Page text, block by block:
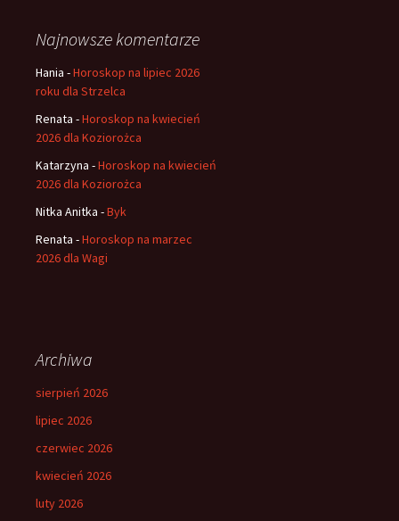
Najnowsze komentarze
Hania -Horoskop na lipiec 2026
roku dla Strzelca
Renata -Horoskop na kwiecień
2026 dla Koziorożca
Katarzyna -Horoskop na kwiecień
2026 dla Koziorożca
Nitka Anitka -Byk
Renata -Horoskop na marzec
2026 dla Wagi
Archiwa
sierpień 2026
lipiec 2026
czerwiec 2026
kwiecień 2026
luty 2026